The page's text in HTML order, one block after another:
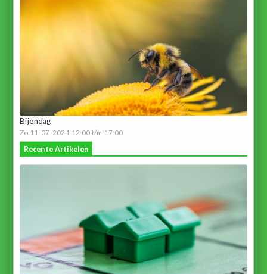
Bijendag
Zo 11-07-2021 12:00 t/m 17:00
Recente Artikelen